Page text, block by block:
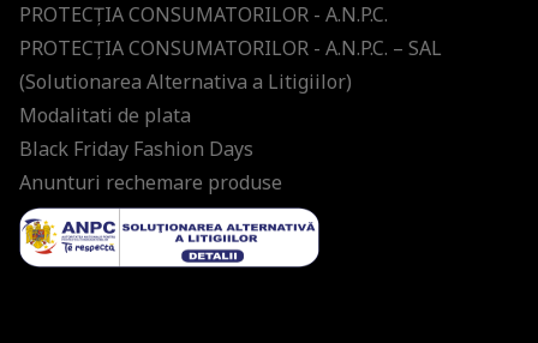
PROTECŢIA CONSUMATORILOR - A.N.P.C.
PROTECŢIA CONSUMATORILOR - A.N.P.C. – SAL
(Solutionarea Alternativa a Litigiilor)
Modalitati de plata
Black Friday Fashion Days
Anunturi rechemare produse